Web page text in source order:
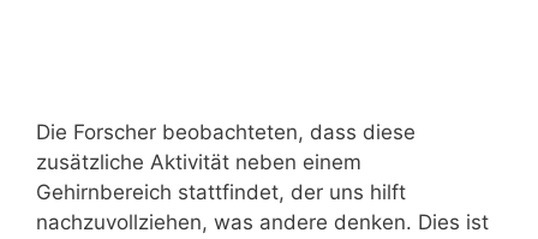
Die Forscher beobachteten, dass diese
zusätzliche Aktivität neben einem
Gehirnbereich stattfindet, der uns hilft
nachzuvollziehen, was andere denken. Dies ist